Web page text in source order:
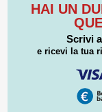
HAI UN
Scrivi
e ricevi la tua